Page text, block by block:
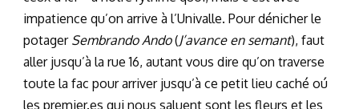
impatience qu’on arrive à l’Univalle. Pour dénicher le
potager Sembrando Ando(J’avance en semant), faut
aller jusqu’à la rue 16, autant vous dire qu’on traverse
toute la fac pour arriver jusqu’à ce petit lieu caché oú
les premier.es qui nous saluent sont les fleurs et les